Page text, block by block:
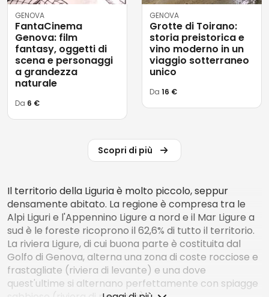
GENOVA
FantaCinema
Genova: film
fantasy, oggetti di
scena e personaggi
a grandezza
naturale
Da 6 €
GENOVA
Grotte di Toirano:
storia preistorica e
vino moderno in un
viaggio sotterraneo
unico
Da 16 €
Scopri di più
Il territorio della Liguria è molto piccolo, seppur
densamente abitato. La regione è compresa tra le
Alpi Liguri e l'Appennino Ligure a nord e il Mar Ligure a
sud è le foreste ricoprono il 62,6% di tutto il territorio.
La riviera Ligure, di cui buona parte è costituita dal
Golfo di Genova, alterna una zona di coste rocciose e
frastagliate (riviera di levante) e una dove
quest'ultime si alternano perfettamente con spiagge